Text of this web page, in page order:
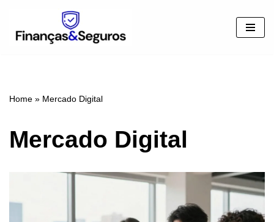
Pular
Home » Mercado Digital
Mercado Digital